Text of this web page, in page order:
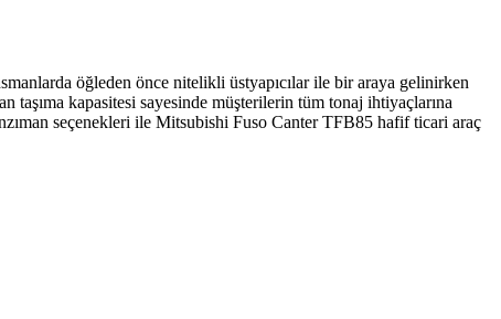
öğleden önce nitelikli üstyapıcılar ile bir araya gelinirken
kapasitesi sayesinde müşterilerin tüm tonaj ihtiyaçlarına
seçenekleri ile Mitsubishi Fuso Canter TFB85 hafif ticari araç